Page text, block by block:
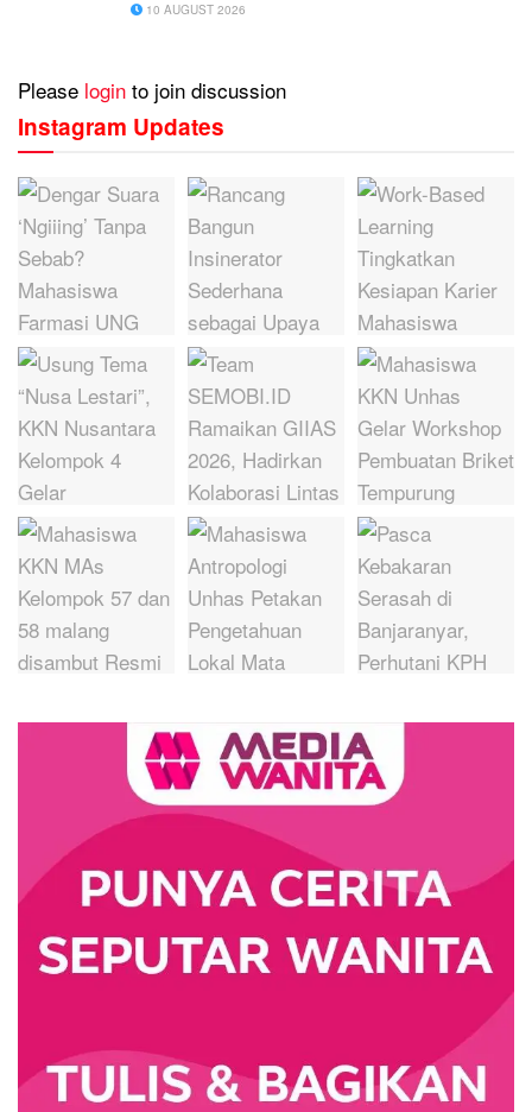
10 AUGUST 2026
Please login to join discussion
Instagram Updates